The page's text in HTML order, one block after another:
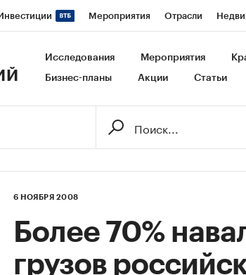
Мероприятия Отрасли
рейтинги Франшизы Газета
Исследования Мероприятия
Бизнес-планы Акции Статьи
6 НОЯБРЯ 2008
Более 70%
грузов